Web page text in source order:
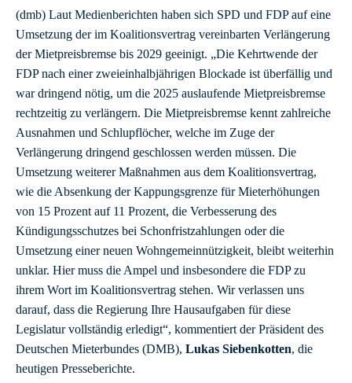
(dmb) Laut Medienberichten haben sich SPD und FDP auf eine
Umsetzung der im Koalitionsvertrag vereinbarten Verlängerung
der Mietpreisbremse bis 2029 geeinigt. „Die Kehrtwende der
FDP nach einer zweieinhalbjährigen Blockade ist überfällig und
war dringend nötig, um die 2025 auslaufende Mietpreisbremse
rechtzeitig zu verlängern. Die Mietpreisbremse kennt zahlreiche
Ausnahmen und Schlupflöcher, welche im Zuge der
Verlängerung dringend geschlossen werden müssen. Die
Umsetzung weiterer Maßnahmen aus dem Koalitionsvertrag,
wie die Absenkung der Kappungsgrenze für Mieterhöhungen
von 15 Prozent auf 11 Prozent, die Verbesserung des
Kündigungsschutzes bei Schonfristzahlungen oder die
Umsetzung einer neuen Wohngemeinnützigkeit, bleibt weiterhin
unklar. Hier muss die Ampel und insbesondere die FDP zu
ihrem Wort im Koalitionsvertrag stehen. Wir verlassen uns
darauf, dass die Regierung Ihre Hausaufgaben für diese
Legislatur vollständig erledigt“, kommentiert der Präsident des
Deutschen Mieterbundes (DMB), Lukas Siebenkotten, die
heutigen Presseberichte.